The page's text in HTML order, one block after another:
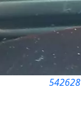
542628